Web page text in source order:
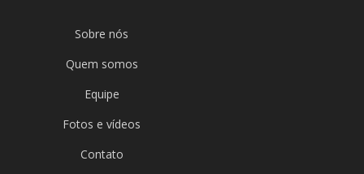
Sobre nós
Quem somos
Equipe
Fotos e vídeos
Contato